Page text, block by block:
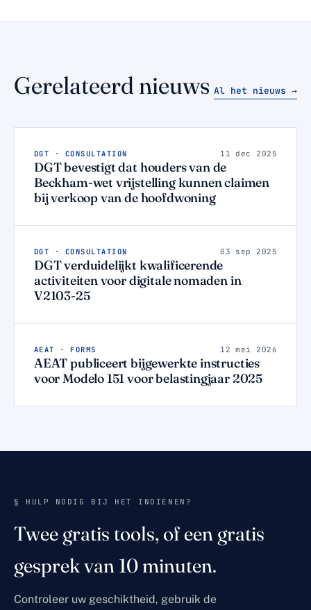
Gerelateerd nieuws Al het nieuws →
DGT · CONSULTATION 11 dec 2025
DGT bevestigt dat houders van de
Beckham-wet vrijstelling kunnen claimen
bij verkoop van de hoofdwoning
DGT · CONSULTATION 03 sep 2025
DGT verduidelijkt kwalificerende
activiteiten voor digitale nomaden in
V2103-25
AEAT · FORMS 12 mei 2026
AEAT publiceert bijgewerkte instructies
voor Modelo 151 voor belastingjaar 2025
§ HULP NODIG BIJ HET INDIENEN?
Twee gratis tools, of een gratis
gesprek van 10 minuten.
Controleer uw geschiktheid, gebruik de